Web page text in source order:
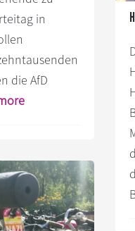
in
die AfD
Infos
Proteste
gegen
den
AfD-